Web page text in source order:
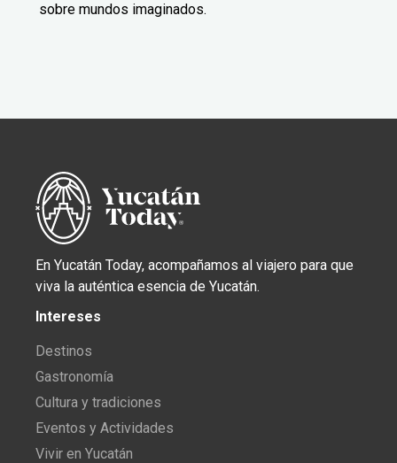
sobre mundos imaginados.
En Yucatán Today, acompañamos al viajero para que
viva la auténtica esencia de Yucatán.
Intereses
Destinos
Gastronomía
Cultura y tradiciones
Eventos y Actividades
Vivir en Yucatán